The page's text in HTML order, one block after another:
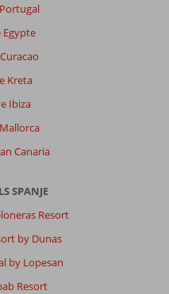
Egypte
Kreta
Ibiza
Canaria
SPANJE
Resort
by Dunas
by Lopesan
Resort